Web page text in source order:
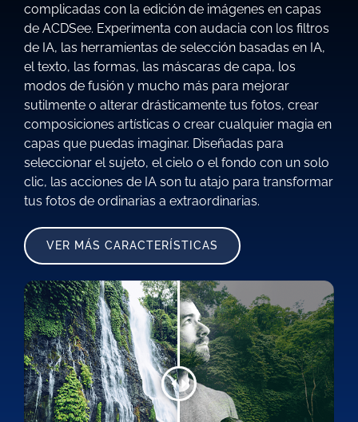
complicadas con la edición de imágenes en capas
de ACDSee. Experimenta con audacia con los filtros
de IA, las herramientas de selección basadas en IA,
el texto, las formas, las máscaras de capa, los
modos de fusión y mucho más para mejorar
sutilmente o alterar drásticamente tus fotos, crear
composiciones artísticas o crear cualquier magia en
capas que puedas imaginar. Diseñadas para
seleccionar el sujeto, el cielo o el fondo con un solo
clic, las acciones de IA son tu atajo para transformar
tus fotos de ordinarias a extraordinarias.
VER MÁS CARACTERÍSTICAS